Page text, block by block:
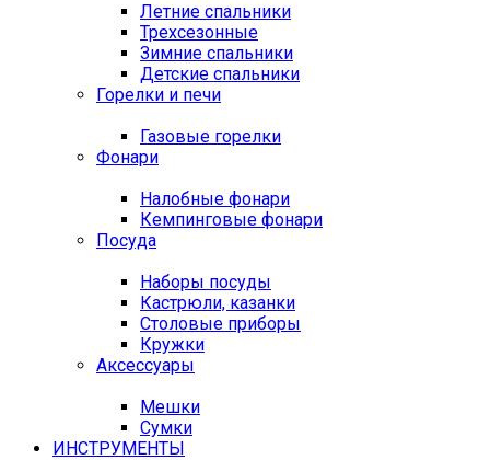
Летние спальники
Трехсезонные
Зимние спальники
Детские спальники
Горелки и печи
Газовые горелки
Фонари
Налобные фонари
Кемпинговые фонари
Посуда
Наборы посуды
Кастрюли, казанки
Столовые приборы
Кружки
Аксессуары
Мешки
Сумки
ИНСТРУМЕНТЫ